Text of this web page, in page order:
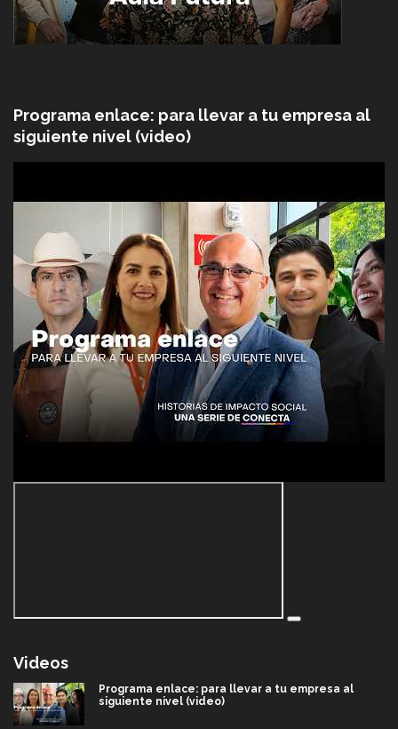
Programa enlace: para llevar a tu empresa al
siguiente nivel (video)
Videos
Programa enlace: para llevar a tu empresa al
siguiente nivel (video)